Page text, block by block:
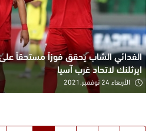
الفدائي الشاب يحقق فوزاً مستحقاً
ايرثلنك لاتحاد غرب آسيا
الأربعاء 24 نوفمبر,2021